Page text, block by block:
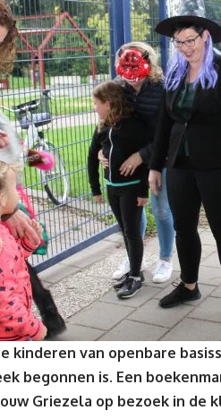
kinderen van openbare
begonnen is. Een
Griezela op bezoek in de